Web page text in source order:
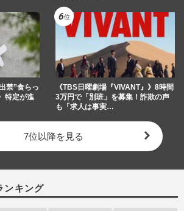
禁”食らっ
特定が進
《TBS日曜劇場『VIVANT』》8時間
3万円で「別班」を募集！詐欺の声
も「求人は事実…
7位以降を見る
ンキング